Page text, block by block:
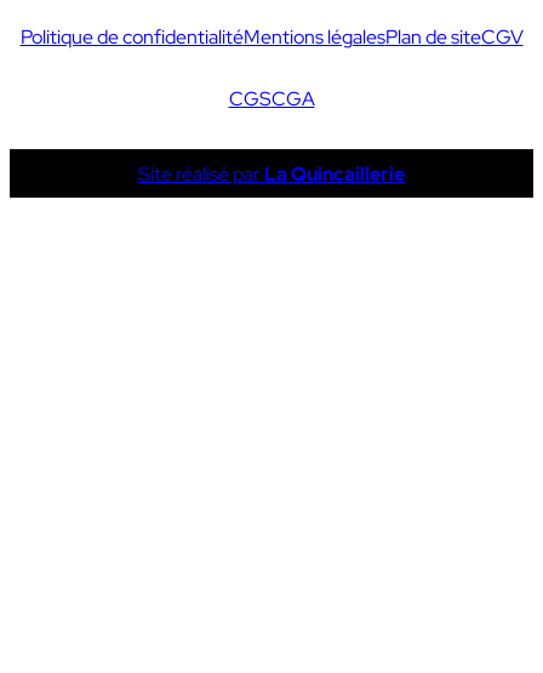
Politique de confidentialitéMentions légalesPlan de siteCGV
CGSCGA
Site réalisé parLa Quincaillerie